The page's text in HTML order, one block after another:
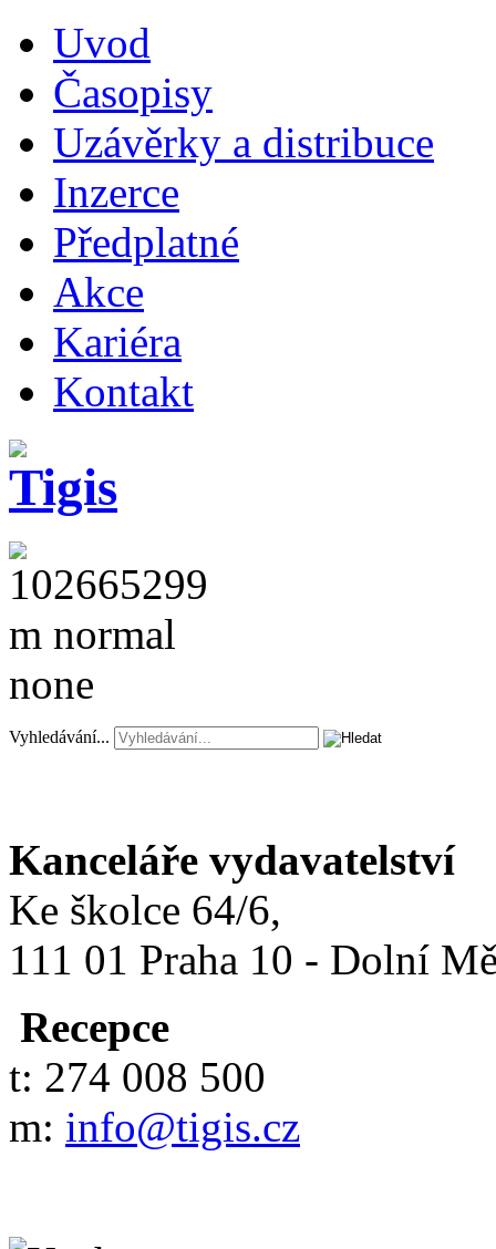
Uvod
Časopisy
Uzávěrky a distribuce
Inzerce
Předplatné
Akce
Kariéra
Kontakt
Vyhledávání...
Kanceláře vydavatelství
Ke školce 64/6,
111 01 Praha 10 - Dolní
Recepce
t: 274 008 500
m: info@tigis.cz